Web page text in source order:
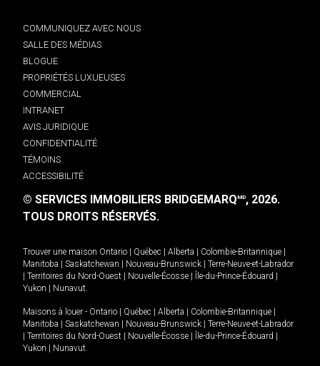
COMMUNIQUEZ AVEC NOUS
SALLE DES MÉDIAS
BLOGUE
PROPRIÉTÉS LUXUEUSES
COMMERCIAL
INTRANET
AVIS JURIDIQUE
CONFIDENTIALITÉ
TÉMOINS
ACCESSIBILITÉ
© SERVICES IMMOBILIERS BRIDGEMARQMD, 2026.
TOUS DROITS RÉSERVÉS.
Trouver une maison Ontario Québec Alberta Colombie-Britannique
Manitoba
Saskatchewan Nouveau-Brunswick
Terre-Neuve-et-Labrador
Territoires du Nord-Ouest Nouvelle-Écosse Île-du-Prince-Édouard
Yukon
Nunavut.
Maisons à louer - Ontario Québec Alberta Colombie-Britannique
Manitoba
Saskatchewan Nouveau-Brunswick
Terre-Neuve-et-Labrador
Territoires du Nord-Ouest Nouvelle-Écosse Île-du-Prince-Édouard
Yukon
Nunavut.